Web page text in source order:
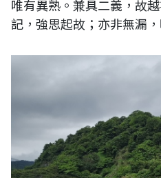
唯有異熟。兼具二義，故
記，強思起故；亦非無漏